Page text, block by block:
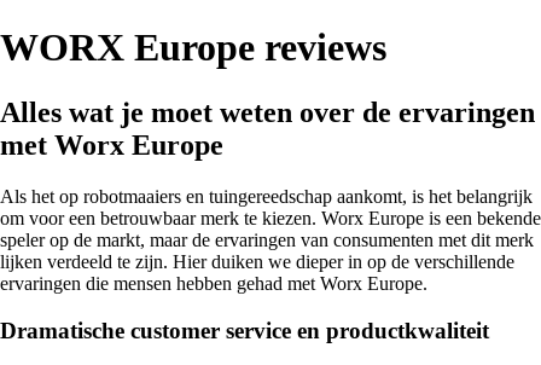
WORX Europe reviews
Alles wat je moet weten over de ervaringen
met Worx Europe
Als het op robotmaaiers en tuingereedschap aankomt, is het belangrijk
om voor een betrouwbaar merk te kiezen. Worx Europe is een bekende
speler op de markt, maar de ervaringen van consumenten met dit merk
lijken verdeeld te zijn. Hier duiken we dieper in op de verschillende
ervaringen die mensen hebben gehad met Worx Europe.
Dramatische customer service en productkwaliteit